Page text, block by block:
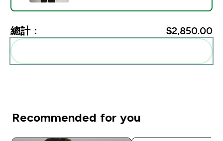
總計： $2,850.00‎
Recommended for you